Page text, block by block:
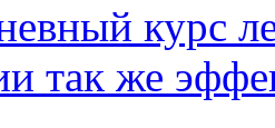
курс
так же